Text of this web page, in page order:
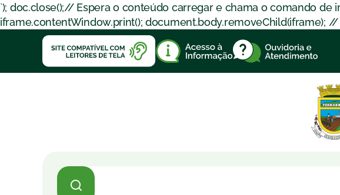
`); doc.close();// Espera o conteúdo carregar e chama o comando
iframe.contentWindow.print(); document.body.removeChild(iframe); //